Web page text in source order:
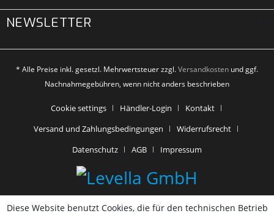
NEWSLETTER
* Alle Preise inkl. gesetzl. Mehrwertsteuer zzgl.Versandkosten und ggf.
Nachnahmegebühren, wenn nicht anders beschrieben
Cookie settings Händler-Login
Kontakt
Versand und Zahlungsbedingungen
Widerrufsrecht
Datenschutz
AGB Impressum
Diese Website benutzt Cookies, die für den technischen Betrieb